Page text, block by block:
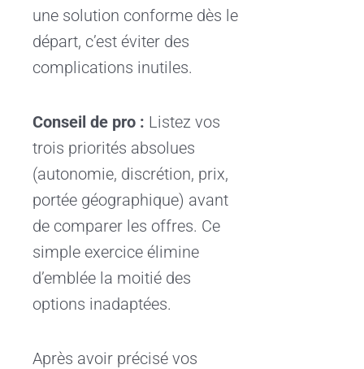
une solution conforme dès le
départ, c’est éviter des
complications inutiles.
Conseil de pro : Listez vos
trois priorités absolues
(autonomie, discrétion, prix,
portée géographique) avant
de comparer les offres. Ce
simple exercice élimine
d’emblée la moitié des
options inadaptées.
Après avoir précisé vos